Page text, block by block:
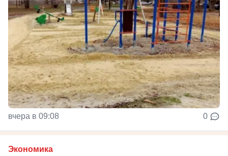
вчера в 09:08 0
Экономика